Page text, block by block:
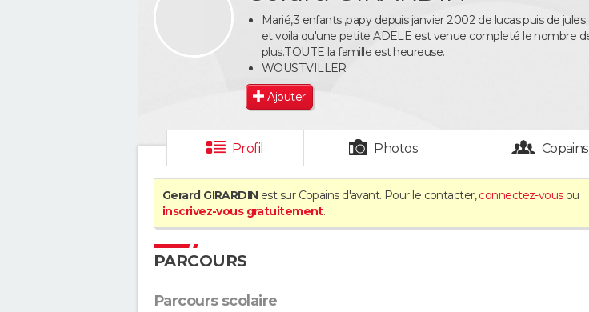
Marié,3 enfants ,papy depuis janvier 2002 de lucas puis de
et voila qu'une petite ADELE est venue completé le nombre
plus.TOUTE la famille est heureuse.
WOUSTVILLER
Ajouter
Profil Photos Copains
Gerard GIRARDIN est sur Copains d'avant. Pour le contacter,connectez-vousou
inscrivez-vous gratuitement.
PARCOURS
Parcours scolaire